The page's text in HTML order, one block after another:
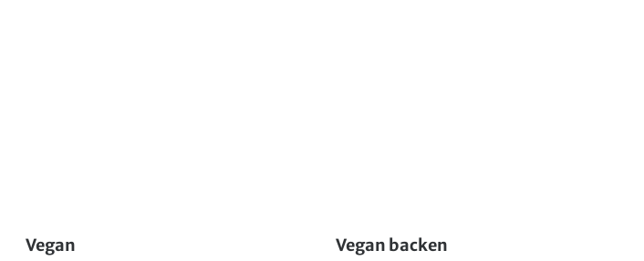
Vegan Vegan backen